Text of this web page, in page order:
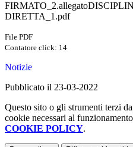
DIRETTA_1.pdf
File PDF
Contatore click: 14
Notizie
Pubblicato il 23-03-2022
Questo sito o gli strumenti terzi
cookie necessari al
COOKIE POLICY.